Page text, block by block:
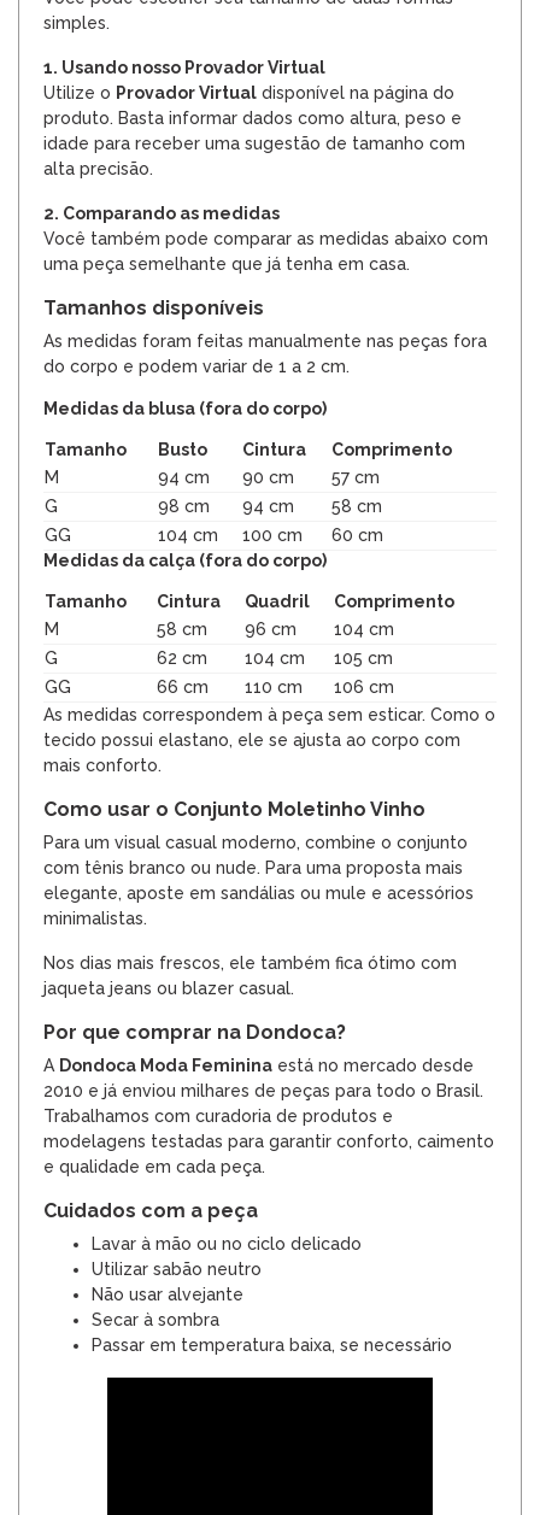
simples.
1. Usando nosso Provador Virtual
Utilize o Provador Virtual disponível na página do
produto. Basta informar dados como altura, peso e
idade para receber uma sugestão de tamanho com
alta precisão.
2. Comparando as medidas
Você também pode comparar as medidas abaixo com
uma peça semelhante que já tenha em casa.
Tamanhos disponíveis
As medidas foram feitas manualmente nas peças fora
do corpo e podem variar de 1 a 2 cm.
Medidas da blusa (fora do corpo)
Tamanho Busto Cintura
Comprimento
M
94 cm 90 cm
57 cm
G
98 cm 94 cm
58 cm
GG
104 cm 100 cm
60 cm
Medidas da calça (fora do corpo)
Tamanho Cintura Quadril
Comprimento
M
58 cm 96 cm
104 cm
G
62 cm 104 cm
105 cm
GG
66 cm 110 cm
106 cm
As medidas correspondem à peça sem esticar. Como o
tecido possui elastano, ele se ajusta ao corpo com
mais conforto.
Como usar o Conjunto Moletinho Vinho
Para um visual casual moderno, combine o conjunto
com tênis branco ou nude. Para uma proposta mais
elegante, aposte em sandálias ou mule e acessórios
minimalistas.
Nos dias mais frescos, ele também fica ótimo com
jaqueta jeans ou blazer casual.
Por que comprar na Dondoca?
A Dondoca Moda Feminina está no mercado desde
2010 e já enviou milhares de peças para todo o Brasil.
Trabalhamos com curadoria de produtos e
modelagens testadas para garantir conforto, caimento
e qualidade em cada peça.
Cuidados com a peça
Lavar à mão ou no ciclo delicado
Utilizar sabão neutro
Não usar alvejante
Secar à sombra
Passar em temperatura baixa, se necessário